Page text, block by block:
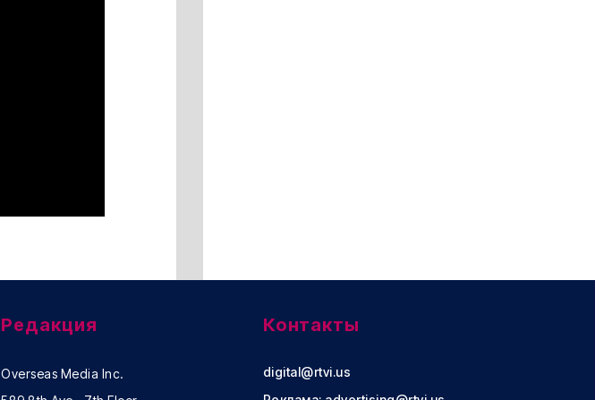
Редакция
Overseas Media Inc.
Контакты
digital@rtvi.us